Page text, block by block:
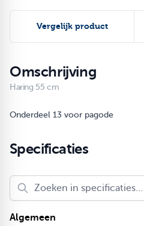
Vergelijk product
Omschrijving
Haring 55 cm
Onderdeel 13 voor pagode
Specificaties
Algemeen